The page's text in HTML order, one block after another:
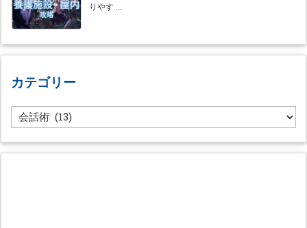
りやす ...
カテゴリー
テ
ゴ
リ